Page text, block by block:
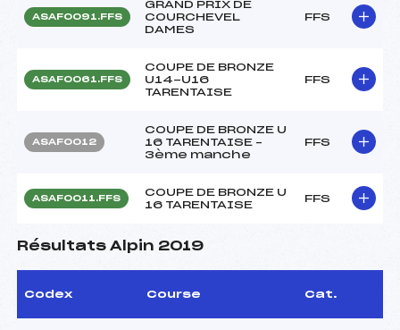
ASAF0091.FFS
GRAND PRIX DE
COURCHEVEL
DAMES
FFS
ASAF0061.FFS
COUPE DE BRONZE
U14-U16
TARENTAISE
FFS
ASAF0012
COUPE DE BRONZE U
16 TARENTAISE –
3ème manche
FFS
ASAF0011.FFS
COUPE DE BRONZE U
16 TARENTAISE
FFS
Résultats Alpin 2019
Codex Course Cat.